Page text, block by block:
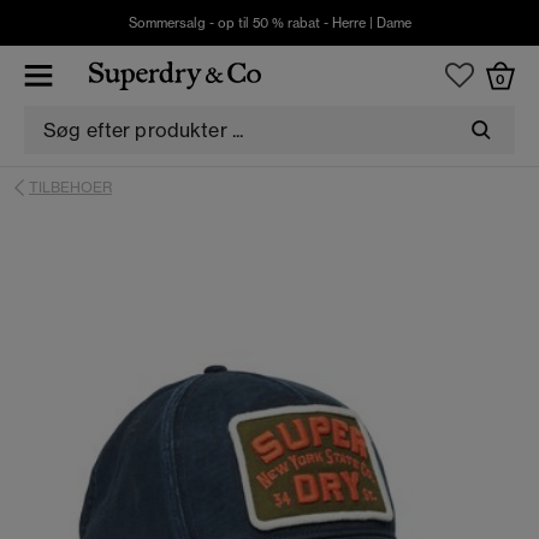
Sommersalg - op til 50 % rabat - Herre| Dame
0
TILBEHOER